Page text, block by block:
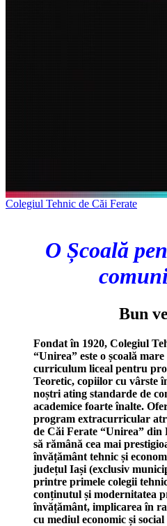
Colegiul Tehnic de Căi Ferate
O Școală
Bun
Fondat în 1920, Colegiul
“Unirea” este o școală
curriculum liceal pentru
Teoretic, copiilor cu vârste
noștri ating standarde de
academice foarte înalte.
program extracurricular
de Căi Ferate “Unirea” din
să rămână cea mai
învățământ tehnic și
județul Iași (exclusiv
printre primele colegii
conținutul și modernitatea
învățământ, implicarea în
cu mediul economic și